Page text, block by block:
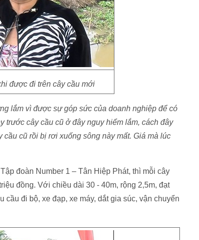
được đi trên cây cầu mới
lắm vì được sự góp sức của doanh nghiệp để có
trước cây cầu cũ ở đây nguy hiểm lắm, cách đây
cũ rồi bị rơi xuống sông này mất. Giá mà lúc
đoàn Number 1 – Tân Hiệp Phát, thì mỗi cây
đồng. Với chiều dài 30 - 40m, rộng 2,5m, đạt
đi bộ, xe đạp, xe máy, dắt gia súc, vận chuyển